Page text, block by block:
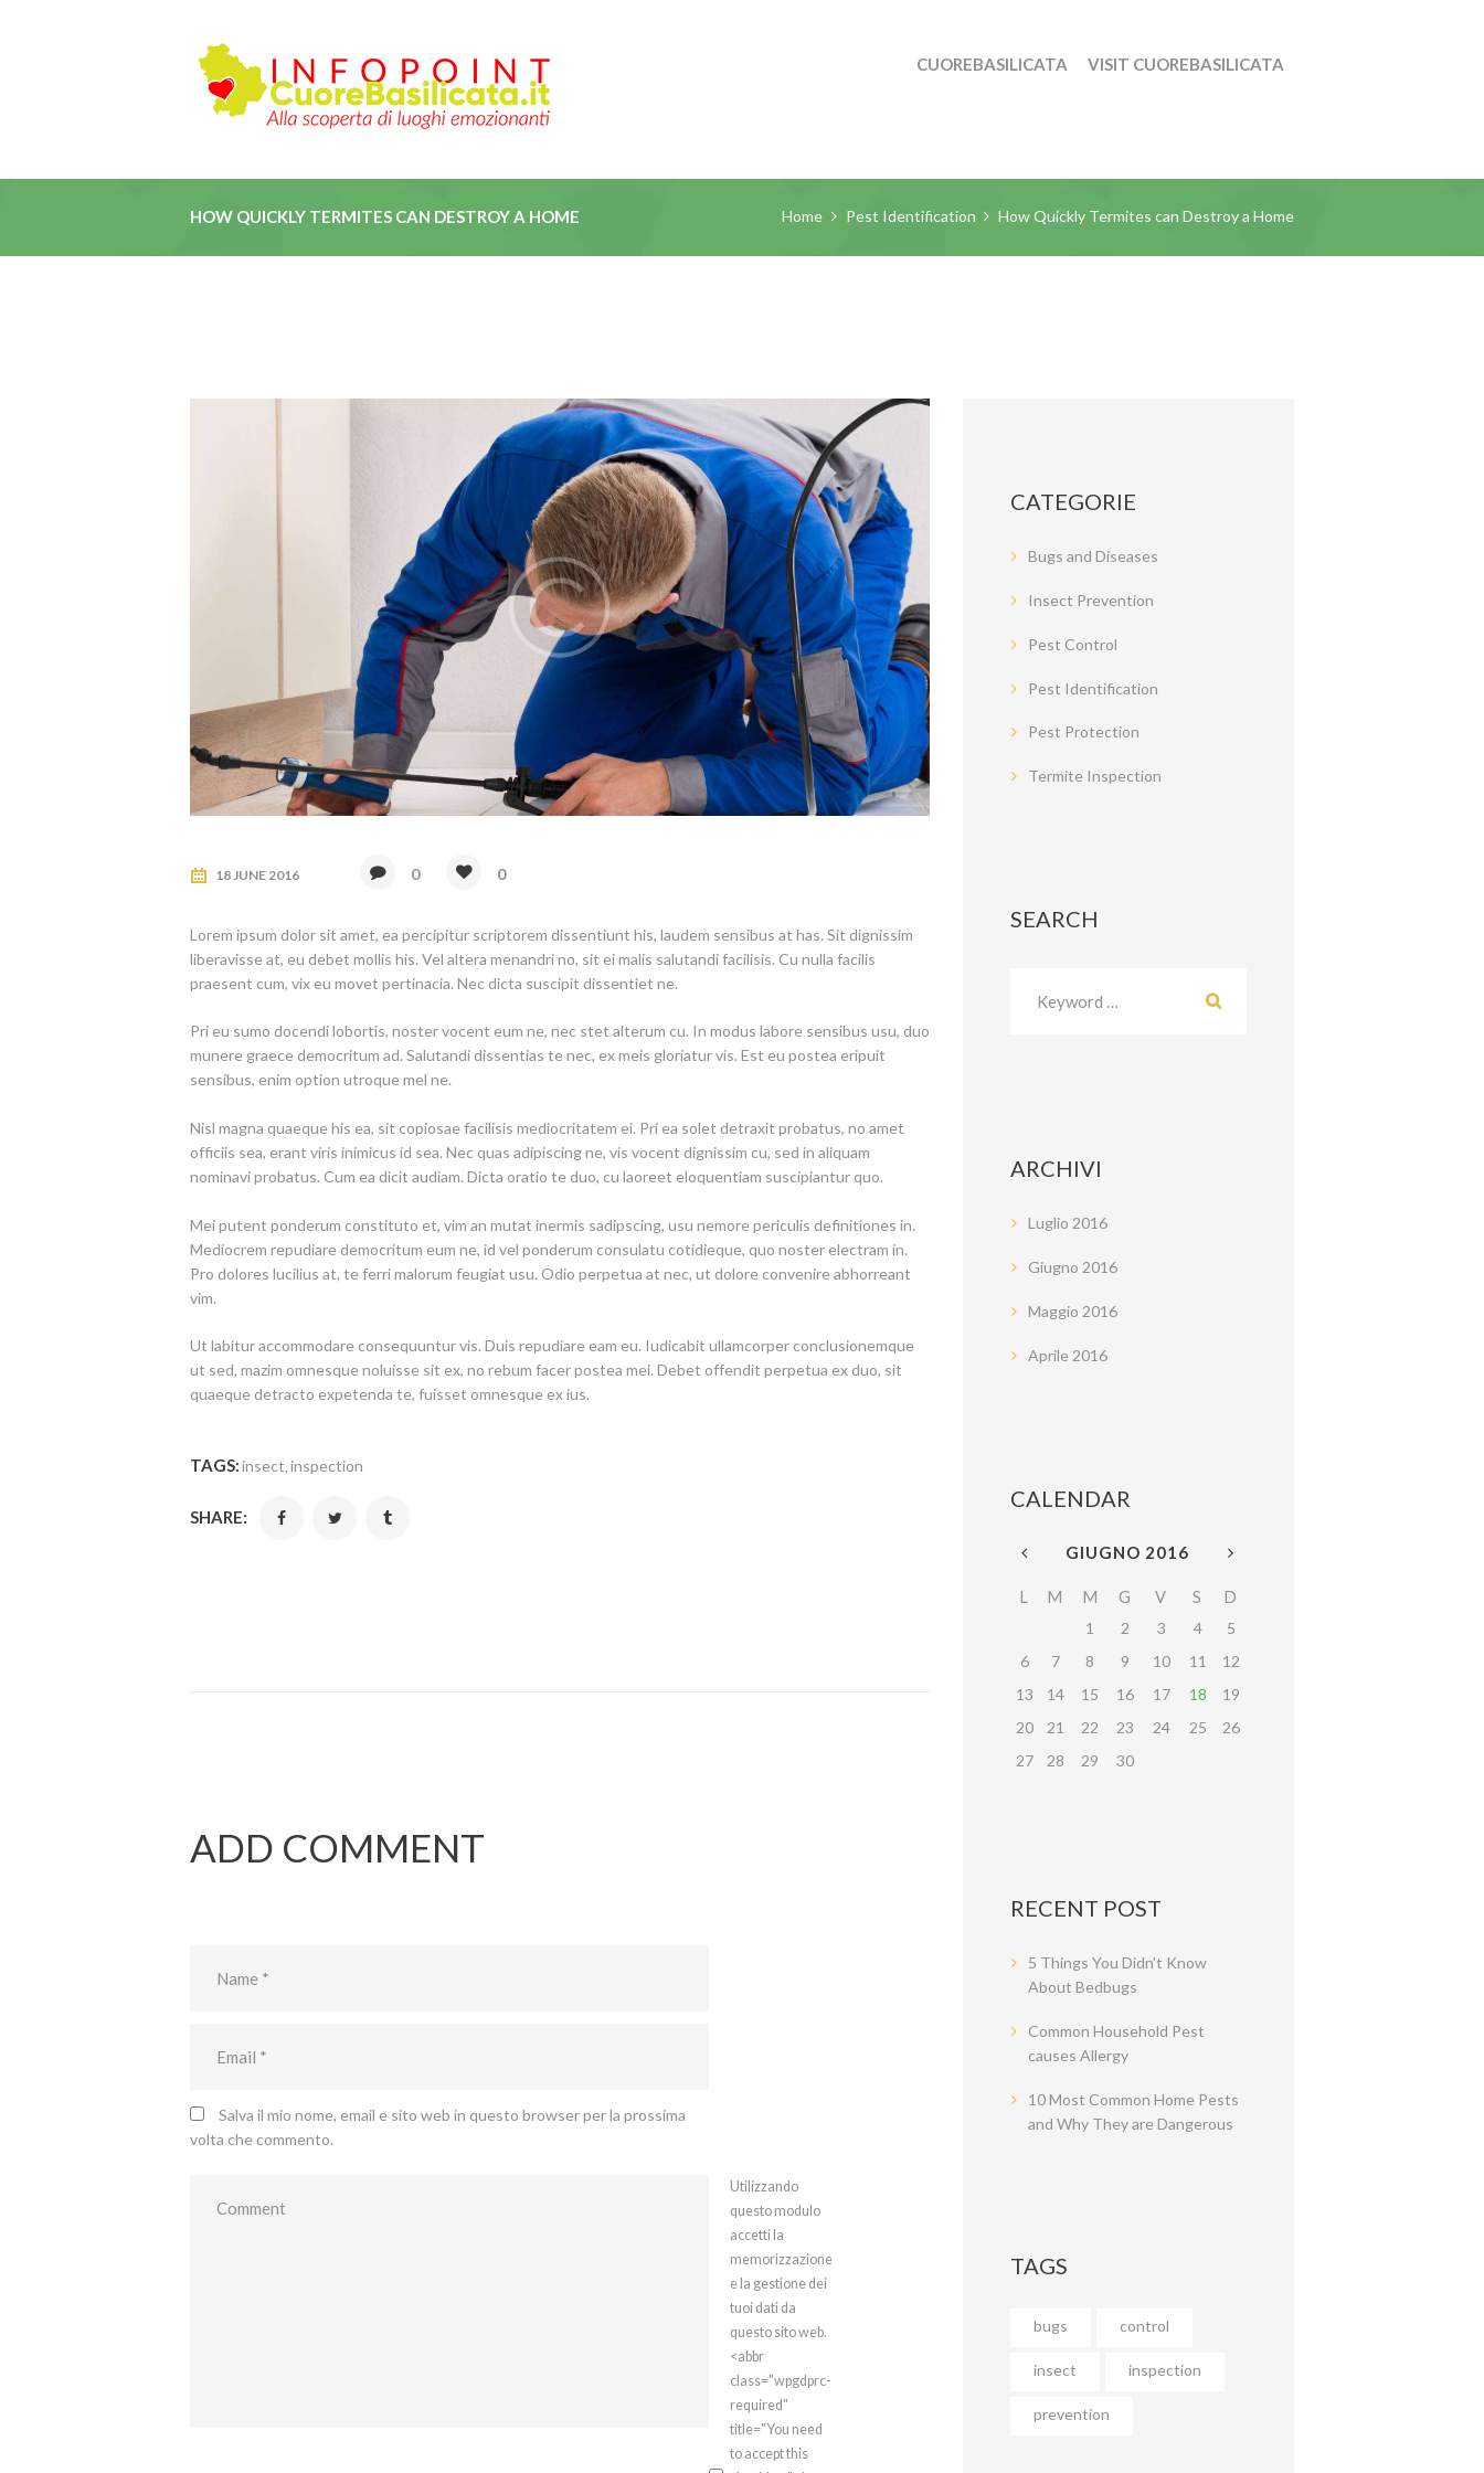
CUOREBASILICATA VISIT CUOREBASILICATA
HOW QUICKLY TERMITES CAN DESTROY A HOME Home Pest Identification How Quickly Termites can Destroy a Home
18 JUNE 2016 0 0
Lorem ipsum dolor sit amet, ea percipitur scriptorem dissentiunt his, laudem sensibus at has. Sit dignissim
liberavisse at, eu debet mollis his. Vel altera menandri no, sit ei malis salutandi facilisis. Cu nulla facilis
praesent cum, vix eu movet pertinacia. Nec dicta suscipit dissentiet ne.
Pri eu sumo docendi lobortis, noster vocent eum ne, nec stet alterum cu. In modus labore sensibus usu, duo
munere graece democritum ad. Salutandi dissentias te nec, ex meis gloriatur vis. Est eu postea eripuit
sensibus, enim option utroque mel ne.
Nisl magna quaeque his ea, sit copiosae facilisis mediocritatem ei. Pri ea solet detraxit probatus, no amet
officiis sea, erant viris inimicus id sea. Nec quas adipiscing ne, vis vocent dignissim cu, sed in aliquam
nominavi probatus. Cum ea dicit audiam. Dicta oratio te duo, cu laoreet eloquentiam suscipiantur quo.
Mei putent ponderum constituto et, vim an mutat inermis sadipscing, usu nemore periculis definitiones in.
Mediocrem repudiare democritum eum ne, id vel ponderum consulatu cotidieque, quo noster electram in.
Pro dolores lucilius at, te ferri malorum feugiat usu. Odio perpetua at nec, ut dolore convenire abhorreant
vim.
Ut labitur accommodare consequuntur vis. Duis repudiare eam eu. Iudicabit ullamcorper conclusionemque
ut sed, mazim omnesque noluisse sit ex, no rebum facer postea mei. Debet offendit perpetua ex duo, sit
quaeque detracto expetenda te, fuisset omnesque ex ius.
TAGS:insect inspection
SHARE:
ADD COMMENT
Salva il mio nome, email e sito web in questo browser per la prossima
volta che commento.
Utilizzando
questo modulo
accetti la
memorizzazione
e la gestione dei
tuoi dati da
questo sito web.
<abbr
class="wpgdprc-
required"
title="You need
to accept this
CATEGORIE
Bugs and Diseases
Insect Prevention
Pest Control
Pest Identification
Pest Protection
Termite Inspection
SEARCH
ARCHIVI
Luglio2016
Giugno 2016
Maggio 2016
Aprile 2016
CALENDAR
GIUGNO 2016
L M M G V S D
1 2 3 4
5
6
7 8 9 10 11
12
13
14 15 16 17 18
19
20
21 22 23 24 25
26
27
28 29 30
RECENT POST
5 Things You Didn’t Know
About Bedbugs
Common Household Pest
causes Allergy
10 Most Common Home Pests
and Why They are Dangerous
TAGS
bugs control
insect inspection
prevention